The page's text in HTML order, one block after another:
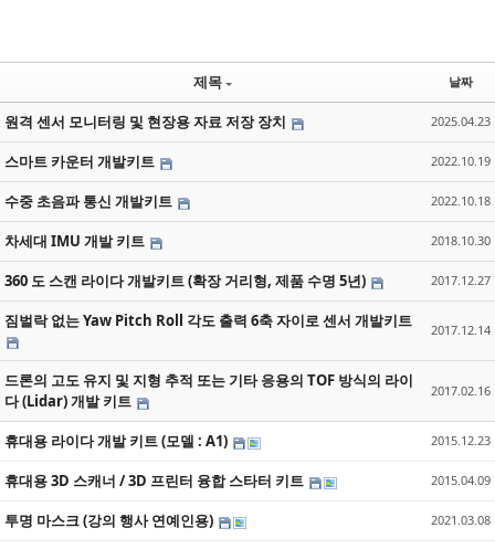
제목 날짜
원격 센서 모니터링 및 현장용 자료 저장 장치 2025.04.23
스마트 카운터 개발키트 2022.10.19
수중 초음파 통신 개발키트 2022.10.18
차세대 IMU 개발 키트 2018.10.30
360 도 스캔 라이다 개발키트 (확장 거리형, 제품 수명 5년) 2017.12.27
짐벌락 없는 Yaw Pitch Roll 각도 출력 6축 자이로 센서 개발키트 2017.12.14
드론의 고도 유지 및 지형 추적 또는 기타 응용의 TOF 방식의 라이
다 (Lidar) 개발 키트
2017.02.16
휴대용 라이다 개발 키트 (모델 : A1) 2015.12.23
휴대용 3D 스캐너 / 3D 프린터 융합 스타터 키트 2015.04.09
투명 마스크 (강의 행사 연예인용) 2021.03.08